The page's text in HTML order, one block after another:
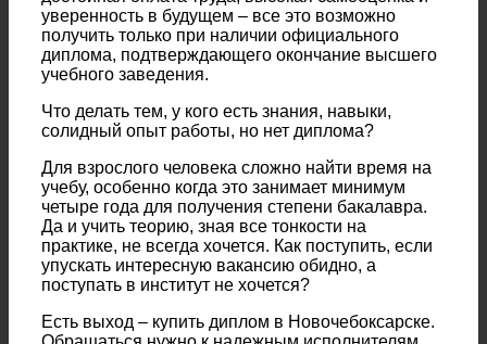
уверенность в будущем – все это возможно
получить только при наличии официального
диплома, подтверждающего окончание высшего
учебного заведения.
Что делать тем, у кого есть знания, навыки,
солидный опыт работы, но нет диплома?
Для взрослого человека сложно найти время на
учебу, особенно когда это занимает минимум
четыре года для получения степени бакалавра.
Да и учить теорию, зная все тонкости на
практике, не всегда хочется. Как поступить, если
упускать интересную вакансию обидно, а
поступать в институт не хочется?
Есть выход – купить диплом в Новочебоксарске.